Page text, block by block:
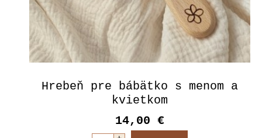
Hrebeň pre bábätko s menom a
kvietkom
14,00 €